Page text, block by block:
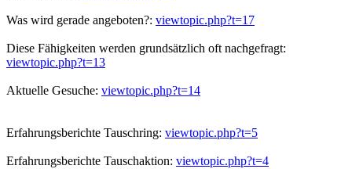
Was wird gerade angeboten?: viewtopic.php?t=17
Diese Fähigkeiten werden grundsätzlich oft nachgefragt:
viewtopic.php?t=13
Aktuelle Gesuche: viewtopic.php?t=14
Erfahrungsberichte Tauschring: viewtopic.php?t=5
Erfahrungsberichte Tauschaktion: viewtopic.php?t=4